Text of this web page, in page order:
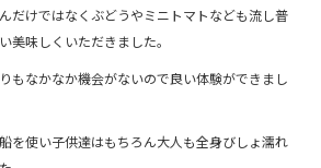
だけではなくぶどうやミニトマトなども流し普
美味しくいただきました。
もなかなか機会がないので良い体験ができまし
を使い子供達はもちろん大人も全身びしょ濡れ